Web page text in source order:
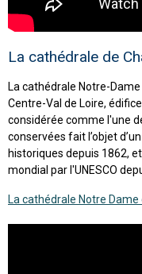
La cathédrale de
La cathédrale Notre-Dame
Centre-Val de Loire,
considérée comme l'une
conservées fait l’objet
historiques depuis 1862,
mondial par l'UNESCO
La cathédrale Notre